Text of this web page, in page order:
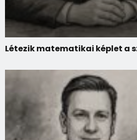
Létezik matematikai képlet a